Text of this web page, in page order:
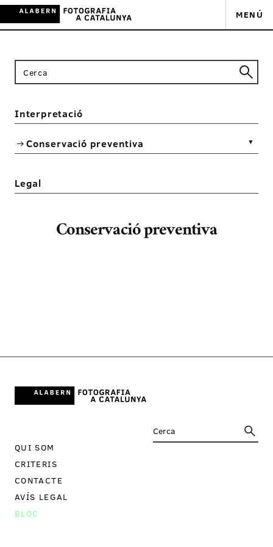
MENÚ
Interpretació
Conservació preventiva ▼
Legal
Conservació preventiva
QUI SOM
CRITERIS
CONTACTE
AVÍS LEGAL
BLOC